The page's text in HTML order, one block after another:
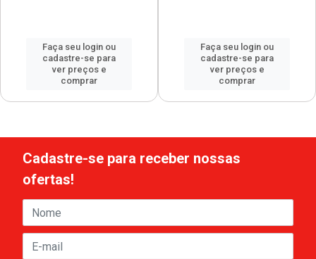
Faça seu login ou
cadastre-se para
ver preços e
comprar
Faça seu login ou
cadastre-se para
ver preços e
comprar
Cadastre-se para receber nossas
ofertas!